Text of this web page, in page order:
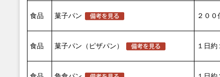
食品 菓子パン ２００
食品 菓子パン（ピザパン） １日約